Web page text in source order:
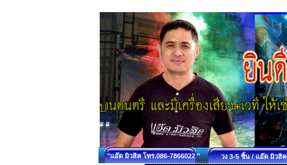
"แอ๊ด มิวสิค โทร.086-7866022 " วง 3-5 ชิ้น / แอ๊ด มิวสิค